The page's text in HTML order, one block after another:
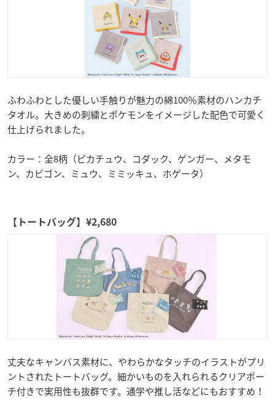
ふわふわとした優しい手触りが魅力の綿100％素材のハンカチ
タオル。大きめの刺繍とポケモンをイメージした配色で可愛く
仕上げられました。
カラー：全8柄（ピカチュウ、コダック、ゲンガー、メタモ
ン、カビゴン、ミュウ、ミミッキュ、ホゲータ）
【トートバッグ】¥2,680
丈夫なキャンバス素材に、やわらかなタッチのイラストがプリ
ントされたトートバッグ。細かいものを入れられるクリアポー
チ付きで実用性も抜群です。通学や推し活などにもおすすめ！